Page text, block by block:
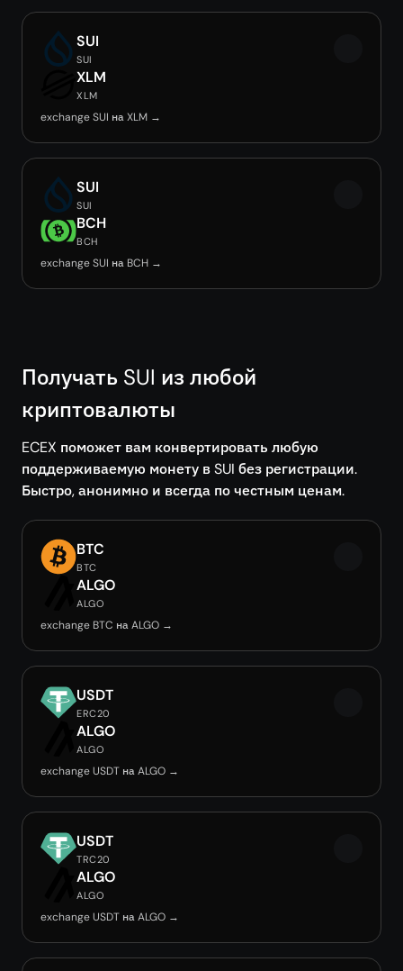
SUI
SUI
XLM
XLM
exchange SUI на XLM →
SUI
SUI
BCH
BCH
exchange SUI на BCH →
Получать SUI из любой
криптовалюты
ECEX поможет вам конвертировать любую
поддерживаемую монету в SUI без регистрации.
Быстро, анонимно и всегда по честным ценам.
BTC
BTC
ALGO
ALGO
exchange BTC на ALGO →
USDT
ERC20
ALGO
ALGO
exchange USDT на ALGO →
USDT
TRC20
ALGO
ALGO
exchange USDT на ALGO →